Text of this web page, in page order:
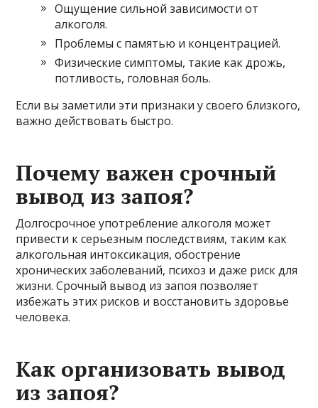
Ощущение сильной зависимости от
алкоголя.
Проблемы с памятью и концентрацией.
Физические симптомы, такие как дрожь,
потливость, головная боль.
Если вы заметили эти признаки у своего близкого,
важно действовать быстро.
Почему важен срочный
вывод из запоя?
Долгосрочное употребление алкоголя может
привести к серьезным последствиям, таким как
алкогольная интоксикация, обострение
хронических заболеваний, психоз и даже риск для
жизни. Срочный вывод из запоя позволяет
избежать этих рисков и восстановить здоровье
человека.
Как организовать вывод
из запоя?